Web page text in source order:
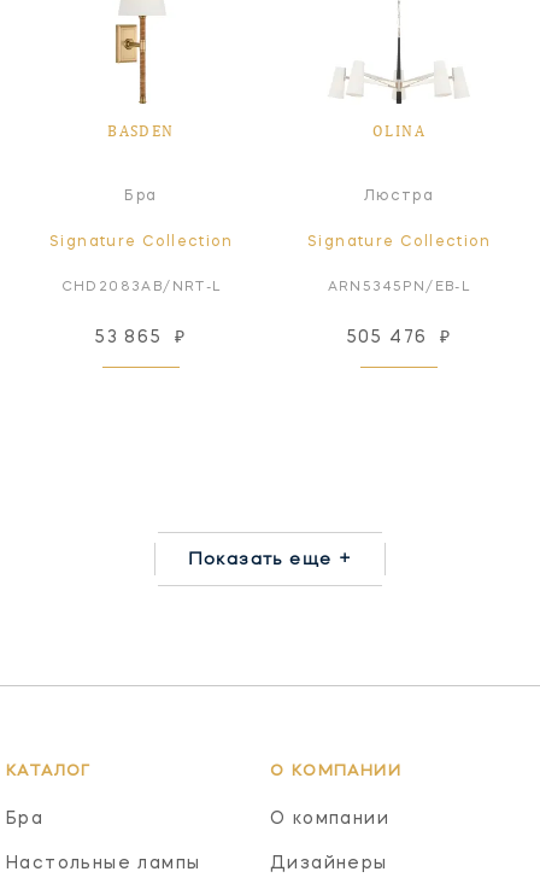
BASDEN
Бра
Signature Collection
CHD2083AB/NRT-L
53 865 ₽
OLINA
Люстра
Signature Collection
ARN5345PN/EB-L
505 476 ₽
Показать еще +
КАТАЛОГ
Бра
Настольные лампы
О КОМПАНИИ
О компании
Дизайнеры